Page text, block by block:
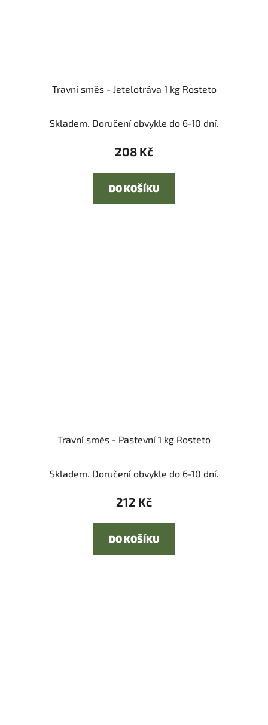
Travní směs - Jetelotráva 1 kg Rosteto
Skladem. Doručení obvykle do 6-10 dní.
208 Kč
DO KOŠÍKU
Travní směs - Pastevní 1 kg Rosteto
Skladem. Doručení obvykle do 6-10 dní.
212 Kč
DO KOŠÍKU